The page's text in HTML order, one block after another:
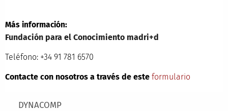
Main menu
DYNACOMP
Más información:
Fundación para el Conocimiento madri+d
Teléfono: +34 91 781 6570
Contacte con nosotros a través de este formulario